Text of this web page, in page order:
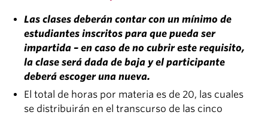
Las clases deberán contar con un mínimo de
estudiantes inscritos para que pueda ser
impartida – en caso de no cubrir este requisito,
la clase será dada de baja y el participante
deberá escoger una nueva.
El total de horas por materia es de 20, las cuales
se distribuirán en el transcurso de las cinco